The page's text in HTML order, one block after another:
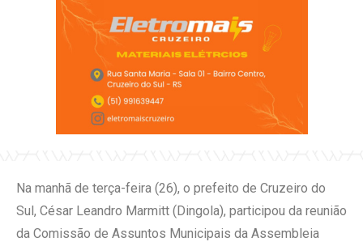
Na manhã de terça-feira (26), o prefeito de Cruzeiro do
Sul, César Leandro Marmitt (Dingola), participou da reunião
da Comissão de Assuntos Municipais da Assembleia